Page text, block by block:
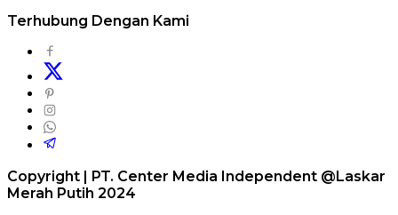
Terhubung Dengan Kami
Copyright | PT. Center Media Independent @Laskar
Merah Putih 2024